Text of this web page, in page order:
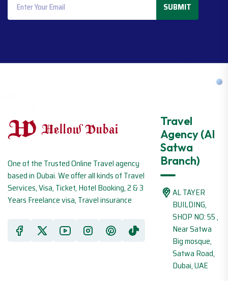
SUBMIT
One of the Trusted Online Travel agency
based in Dubai. We offer all kinds of Travel
Services, Visa, Ticket, Hotel Booking, 2 & 3
Years Freelance visa, Travel insurance
Travel
Agency (Al
Satwa
Branch)
AL TAYER
BUILDING,
SHOP NO: 55 ,
Near Satwa
Big mosque,
Satwa Road,
Dubai, UAE